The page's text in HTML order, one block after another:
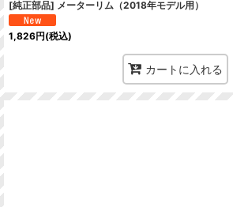
[純正部品] メーターリム（2018年モデル用）
1,826円(税込)
カートに入れる